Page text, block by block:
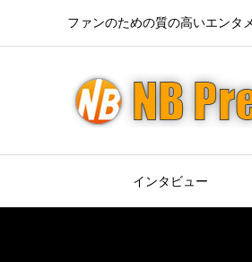
ファンのための質の高いエンタ
インタビュー